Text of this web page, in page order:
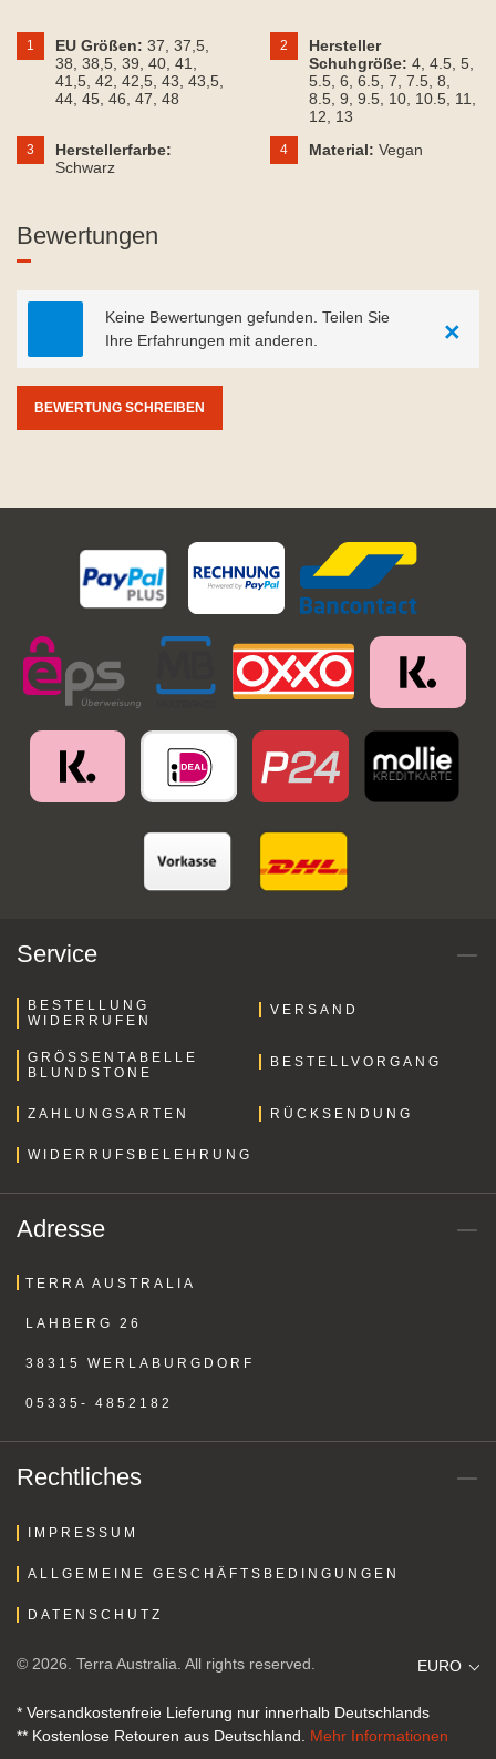
1 EU Größen: 37 , 37,5
38 , 38,5 , 39 , 40 , 41
41,5 , 42 , 42,5 , 43 , 43,5
44 , 45 , 46 , 47 , 48
2
Hersteller
Schuhgröße: 4 , 4.5 , 5
5.5 , 6 , 6.5 , 7 , 7.5 , 8
8.5 , 9 , 9.5 , 10 , 10.5 , 11
12 , 13
3
Herstellerfarbe:
Schwarz
4 Material: Vegan
Bewertungen
Keine Bewertungen gefunden. Teilen Sie
Ihre Erfahrungen mit anderen.
×
BEWERTUNG SCHREIBEN
Service
BESTELLUNG
WIDERRUFEN
VERSAND
GRÖSSENTABELLE B
LUNDSTONE
BESTELLVORGANG
ZAHLUNGSARTEN RÜCKSENDUNG
WIDERRUFSBELEHRUNG
Adresse
TERRA AUSTRALIA
LAHBERG 26
38315 WERLABURGDORF
05335- 4852182
Rechtliches
IMPRESSUM
ALLGEMEINE GESCHÄFTSBEDINGUNGEN
DATENSCHUTZ
© 2026. Terra Australia. All rights reserved. EURO
* Versandkostenfreie Lieferung nur innerhalb Deutschlands
** Kostenlose Retouren aus Deutschland. Mehr Informationen